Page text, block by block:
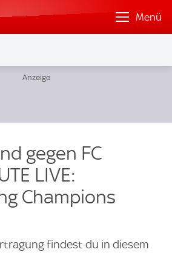
Menü
gegen FC
LIVE:
Champions
findest du in diesem